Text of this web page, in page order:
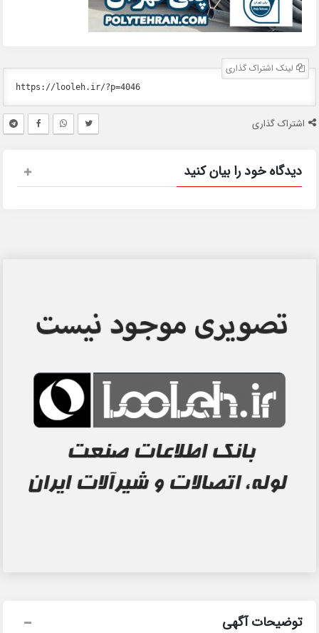
لینک اشتراک گذاری
اشتراک گذاری
دیدگاه خود را بیان کنید
توضیحات آگهی